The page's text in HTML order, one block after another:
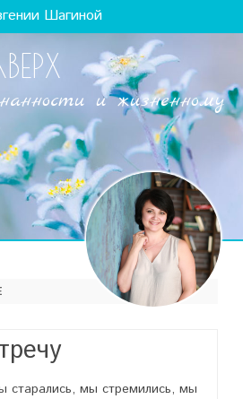
Шагиной
и жизненному
старались, мы стремились, мы